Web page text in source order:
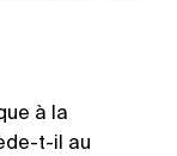
à la
t-il au